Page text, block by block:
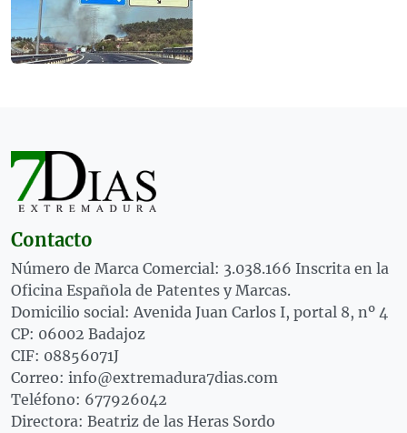
Contacto
Número de Marca Comercial: 3.038.166 Inscrita en la
Oficina Española de Patentes y Marcas.
Domicilio social: Avenida Juan Carlos I, portal 8, nº 4
CP: 06002 Badajoz
CIF: 08856071J
Correo: info@extremadura7dias.com
Teléfono: 677926042
Directora: Beatriz de las Heras Sordo